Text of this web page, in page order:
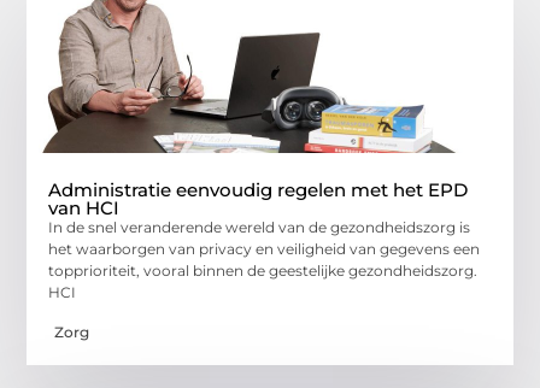
Administratie eenvoudig regelen met het EPD
van HCI
In de snel veranderende wereld van de gezondheidszorg is
het waarborgen van privacy en veiligheid van gegevens een
topprioriteit, vooral binnen de geestelijke gezondheidszorg.
HCI
Zorg